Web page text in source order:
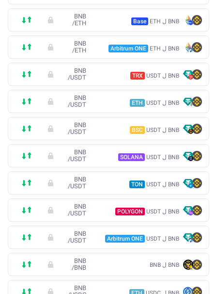
BNB ل ETH Base
BNB
/ETH
BNB ل ETH Arbitrum ONE
BNB
/ETH
BNB ل USDT TRX
BNB
/USDT
BNB ل USDT ETH
BNB
/USDT
BNB ل USDT BSC
BNB
/USDT
BNB ل USDT SOLANA
BNB
/USDT
BNB ل USDT TON
BNB
/USDT
BNB ل USDT POLYGON
BNB
/USDT
BNB ل USDT Arbitrum ONE
BNB
/USDT
BNB ل BNB
BNB
/BNB
BNB